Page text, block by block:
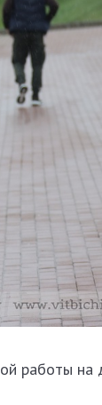
работы на